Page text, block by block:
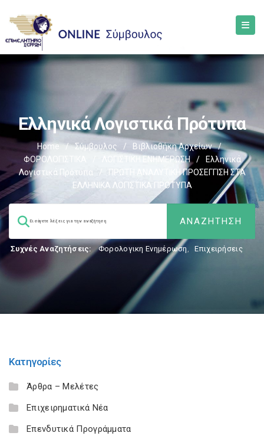
Ελληνικά Λογιστικά Πρότυπα
Home / Σύμβουλος / Βιβλιοθήκη Αρχείων
/
ΦΟΡΟΛΟΓΙΣΤΙΚΑ
ΛΟΓΙΣΤΙΚΗ ΕΝΗΜΕΡΩΣΗ /
Ελληνικά
Λογιστικά Πρότυπα
/
ΠΡΩΤΗ ΑΝΑΛΥΤΙΚΗ ΠΡΟΣΕΓΓΙΣΗ ΣΤΑ
ΕΛΛΗΝΙΚΑ ΛΟΓΙΣΤΙΚΑ ΠΡΟΤΥΠΑ
Συχνές Αναζητήσεις: Φορολογικη Ενημέρωση, Επιχειρήσεις
Κατηγορίες
Άρθρα – Μελέτες
Επιχειρηματικά Νέα
Επενδυτικά Προγράμματα